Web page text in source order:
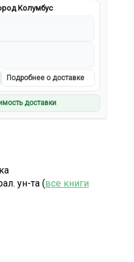
Колумбус
Подробнее о доставке
доставки
ун-та (все книги